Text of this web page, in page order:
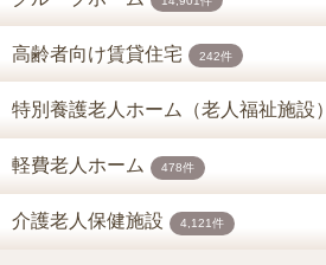
高齢者向け賃貸住宅 242件
特別養護老人ホーム（老人福祉施設）
軽費老人ホーム 478件
介護老人保健施設 4,121件